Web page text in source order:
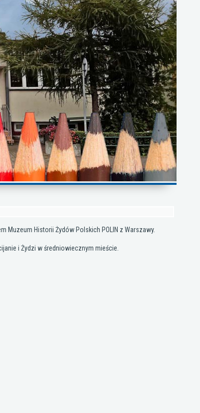
Muzeum Historii Żydów Polskich POLIN z Warszawy.
i Żydzi w średniowiecznym mieście.